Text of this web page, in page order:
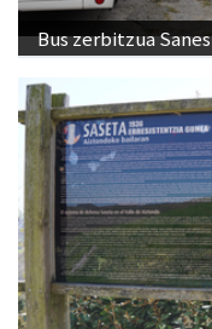
Bus zerbitzua